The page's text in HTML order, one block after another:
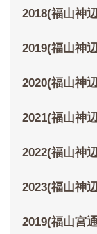
2018(福山神
2019(福山神
2020(福山神
2021(福山神
2022(福山神
2023(福山神
2019(福山宮